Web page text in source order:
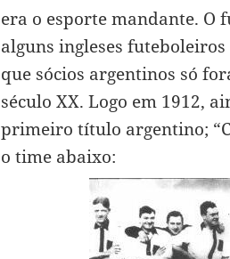
era o esporte mandante. O
alguns ingleses
que sócios argentinos só
século XX. Logo em 1912,
primeiro título argentino;
o time abaixo: